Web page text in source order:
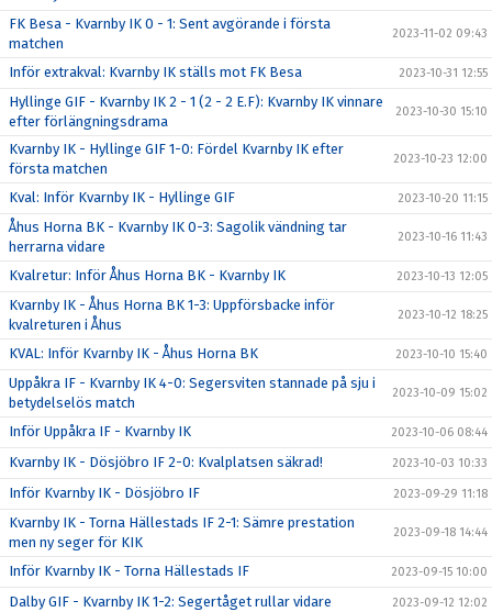
FK Besa - Kvarnby IK 0 - 1: Sent avgörande i första
matchen
2023-11-02 09:43
Inför extrakval: Kvarnby IK ställs mot FK Besa 2023-10-31 12:55
Hyllinge GIF - Kvarnby IK 2 - 1 (2 - 2 E.F): Kvarnby IK vinnare
efter förlängningsdrama
2023-10-30 15:10
Kvarnby IK - Hyllinge GIF 1-0: Fördel Kvarnby IK efter
första matchen
2023-10-23 12:00
Kval: Inför Kvarnby IK - Hyllinge GIF 2023-10-20 11:15
Åhus Horna BK - Kvarnby IK 0-3: Sagolik vändning tar
herrarna vidare
2023-10-16 11:43
Kvalretur: Inför Åhus Horna BK - Kvarnby IK 2023-10-13 12:05
Kvarnby IK - Åhus Horna BK 1-3: Uppförsbacke inför
kvalreturen i Åhus
2023-10-12 18:25
KVAL: Inför Kvarnby IK - Åhus Horna BK 2023-10-10 15:40
Uppåkra IF - Kvarnby IK 4-0: Segersviten stannade på sju i
betydelselös match
2023-10-09 15:02
Inför Uppåkra IF - Kvarnby IK 2023-10-06 08:44
Kvarnby IK - Dösjöbro IF 2-0: Kvalplatsen säkrad! 2023-10-03 10:33
Inför Kvarnby IK - Dösjöbro IF 2023-09-29 11:18
Kvarnby IK - Torna Hällestads IF 2-1: Sämre prestation
men ny seger för KIK
2023-09-18 14:44
Inför Kvarnby IK - Torna Hällestads IF 2023-09-15 10:00
Dalby GIF - Kvarnby IK 1-2: Segertåget rullar vidare 2023-09-12 12:02